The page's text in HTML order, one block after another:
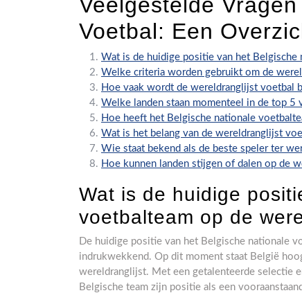
Voetbal: Een
Wat is de huidige positie van het
Welke criteria worden gebruikt om de
Hoe vaak wordt de wereldranglijst voetbal
Welke landen staan momenteel in de top 5
Hoe heeft het Belgische nationale
Wat is het belang van de wereldranglijst
Wie staat bekend als de beste speler ter
Hoe kunnen landen stijgen of dalen op de
Wat is de huidige
voetbalteam op de
De huidige positie van het Belgische nationale
indrukwekkend. Op dit moment staat België
wereldranglijst. Met een getalenteerde selectie
Belgische team zijn positie als een